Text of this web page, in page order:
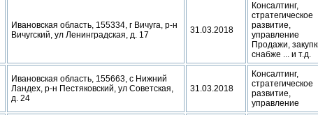
Ивановская область, 155334, г Вичуга, р-н
Вичугский, ул Ленинградская, д. 17
31.03.2018
Консалтинг,
стратегическое
развитие,
управление
Продажи,
снабже ... и т.д.
Ивановская область, 155663, с Нижний
Ландех, р-н Пестяковский, ул Советская,
д. 24
31.03.2018
Консалтинг,
стратегическое
развитие,
управление